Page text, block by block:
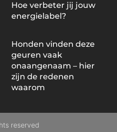
Hoe verbeter jij jouw
energielabel?
Honden vinden deze
geuren vaak
onaangenaam – hier
zijn de redenen
waarom
reserved